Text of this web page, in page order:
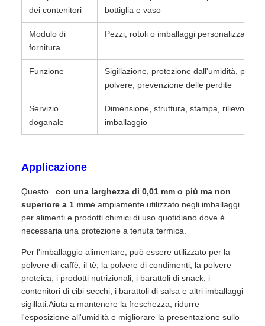
dei contenitori
bottiglia e vaso
Modulo di
fornitura
Pezzi, rotoli o imballaggi personalizzati
Funzione
Sigillazione, protezione dall'umidità,
polvere, prevenzione delle perdite
Servizio
doganale
Dimensione, struttura, stampa, rilievo,
imballaggio
Applicazione
Questo...con una larghezza di 0,01 mm o più ma non
superiore a 1 mmè ampiamente utilizzato negli imballaggi
per alimenti e prodotti chimici di uso quotidiano dove è
necessaria una protezione a tenuta termica.
Per l'imballaggio alimentare, può essere utilizzato per la
polvere di caffè, il tè, la polvere di condimenti, la polvere
proteica, i prodotti nutrizionali, i barattoli di snack, i
contenitori di cibi secchi, i barattoli di salsa e altri imballaggi
sigillati.Aiuta a mantenere la freschezza, ridurre
l'esposizione all'umidità e migliorare la presentazione sullo